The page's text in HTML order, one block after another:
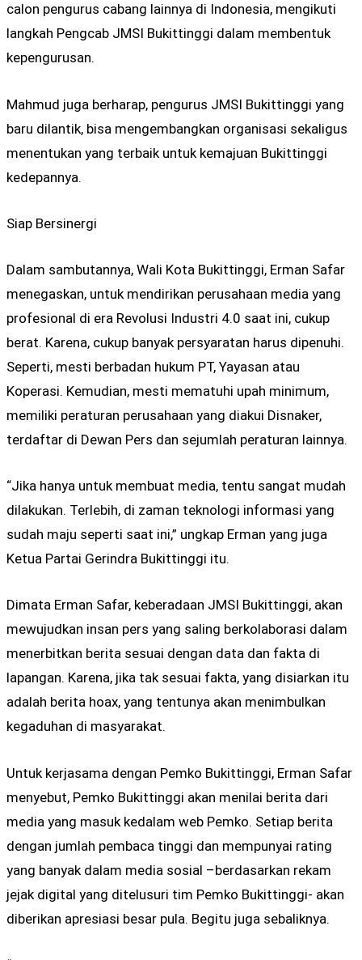
calon pengurus cabang lainnya di Indonesia, mengikuti
langkah Pengcab JMSI Bukittinggi dalam membentuk
kepengurusan.
Mahmud juga berharap, pengurus JMSI Bukittinggi yang
baru dilantik, bisa mengembangkan organisasi sekaligus
menentukan yang terbaik untuk kemajuan Bukittinggi
kedepannya.
Siap Bersinergi
Dalam sambutannya, Wali Kota Bukittinggi, Erman Safar
menegaskan, untuk mendirikan perusahaan media yang
profesional di era Revolusi Industri 4.0 saat ini, cukup
berat. Karena, cukup banyak persyaratan harus dipenuhi.
Seperti, mesti berbadan hukum PT, Yayasan atau
Koperasi. Kemudian, mesti mematuhi upah minimum,
memiliki peraturan perusahaan yang diakui Disnaker,
terdaftar di Dewan Pers dan sejumlah peraturan lainnya.
“Jika hanya untuk membuat media, tentu sangat mudah
dilakukan. Terlebih, di zaman teknologi informasi yang
sudah maju seperti saat ini,” ungkap Erman yang juga
Ketua Partai Gerindra Bukittinggi itu.
Dimata Erman Safar, keberadaan JMSI Bukittinggi, akan
mewujudkan insan pers yang saling berkolaborasi dalam
menerbitkan berita sesuai dengan data dan fakta di
lapangan. Karena, jika tak sesuai fakta, yang disiarkan itu
adalah berita hoax, yang tentunya akan menimbulkan
kegaduhan di masyarakat.
Untuk kerjasama dengan Pemko Bukittinggi, Erman Safar
menyebut, Pemko Bukittinggi akan menilai berita dari
media yang masuk kedalam web Pemko. Setiap berita
dengan jumlah pembaca tinggi dan mempunyai rating
yang banyak dalam media sosial –berdasarkan rekam
jejak digital yang ditelusuri tim Pemko Bukittinggi- akan
diberikan apresiasi besar pula. Begitu juga sebaliknya.